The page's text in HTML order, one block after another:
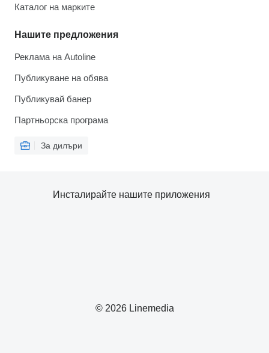
Каталог на марките
Нашите предложения
Реклама на Autoline
Публикуване на обява
Публикувай банер
Партньорска програма
За дилъри
© 2026 Linemedia
Инсталирайте нашите приложения